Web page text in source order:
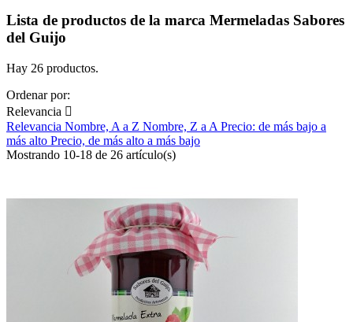
Lista de productos de la marca Mermeladas Sabores
del Guijo
Hay 26 productos.
Ordenar por:
Relevancia 
Relevancia Nombre, A a Z Nombre, Z a A Precio: de más bajo a
más alto Precio, de más alto a más bajo
Mostrando 10-18 de 26 artículo(s)